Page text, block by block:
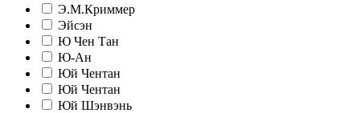
Э.М.Криммер
Эйсэн
Ю Чен Тан
Ю-Ан
Юй Чентан
Юй Чентан
Юй Шэнвэнь